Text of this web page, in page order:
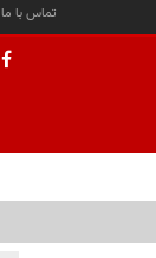
تماس با ما